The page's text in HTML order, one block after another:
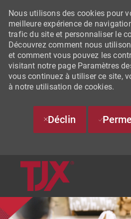
SKIP TO MAIN
Nous utilisons des cookies pour
meilleure expérience de
trafic du site et personnaliser le
Découvrez comment nous
et comment vous pouvez les
visitant notre page Paramètres
vous continuez à utiliser ce site,
à notre utilisation de cookies.
Déclin